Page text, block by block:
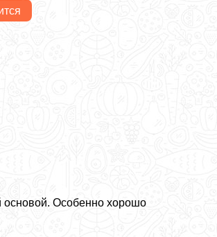
основой. Особенно хорошо